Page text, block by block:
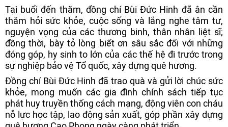
Tại buổi đến thăm, đồng chí Bùi Đức Hinh đã ân cần
thăm hỏi sức khỏe, cuộc sống và lắng nghe tâm tư,
nguyện vọng của các thương binh, thân nhân liệt sĩ;
đồng thời, bày tỏ lòng biết ơn sâu sắc đối với những
đóng góp, hy sinh to lớn của các thế hệ đi trước trong
sự nghiệp bảo vệ Tổ quốc, xây dựng quê hương.
Đồng chí Bùi Đức Hinh đã trao quà và gửi lời chúc sức
khỏe, mong muốn các gia đình chính sách tiếp tục
phát huy truyền thống cách mạng, động viên con cháu
nỗ lực học tập, lao động sản xuất, góp phần xây dựng